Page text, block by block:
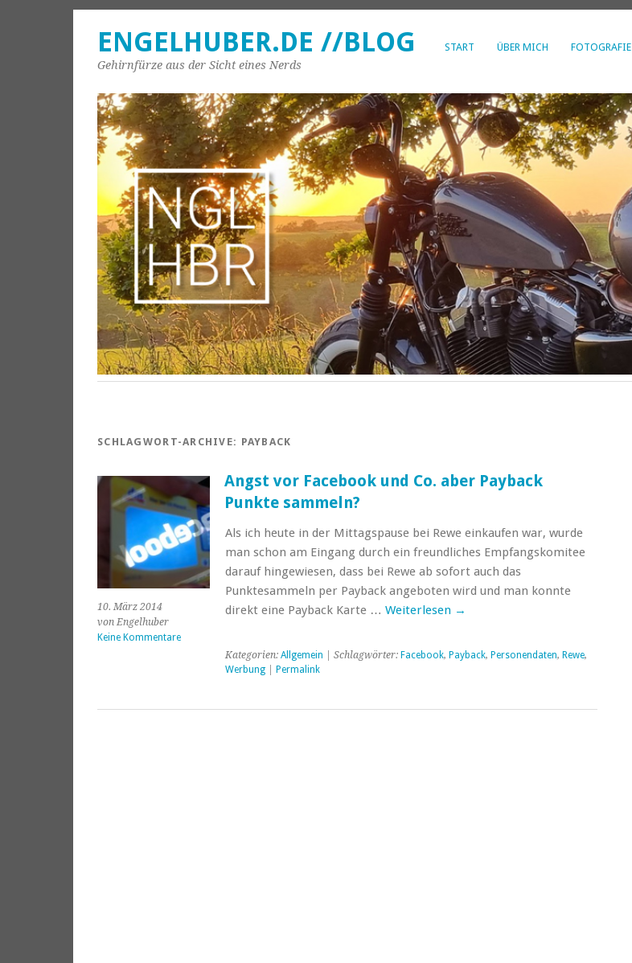
START ÜBER MICH FOTOGRAFIE
ENGELHUBER.DE //BLOG
Gehirnfürze aus der Sicht eines Nerds
SCHLAGWORT-ARCHIVE: PAYBACK
10. März 2014
von Engelhuber
Keine Kommentare
Angst vor Facebook und Co. aber Payback
Punkte sammeln?
Als ich heute in der Mittagspause bei Rewe einkaufen war, wurde
man schon am Eingang durch ein freundliches Empfangskomitee
darauf hingewiesen, dass bei Rewe ab sofort auch das
Punktesammeln per Payback angeboten wird und man konnte
direkt eine Payback Karte … Weiterlesen →
Kategorien: Allgemein | Schlagwörter: Facebook, Payback, Personendaten, Rewe,
Werbung| Permalink